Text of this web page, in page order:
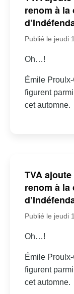
renom à
Publié le jeudi
Oh…!
Émile
figurent
cet automne.
TVA
renom à
Publié le jeudi
Oh…!
Émile
figurent
cet automne.